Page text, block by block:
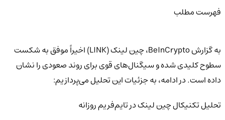
فهرست مطلب
به گزارش BeInCrypto، چین لینک (LINK) اخیراً موفق به شکست
سطوح کلیدی شده و سیگنال‌های قوی برای روند صعودی را نشان
داده است. در ادامه، به جزئیات این تحلیل می‌پردازیم:
تحلیل تکنیکال چین لینک در تایم‌فریم روزانه